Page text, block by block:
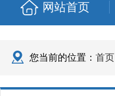
网站首页
您当前的位置： 首页